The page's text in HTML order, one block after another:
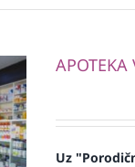
APOTEKA
Uz